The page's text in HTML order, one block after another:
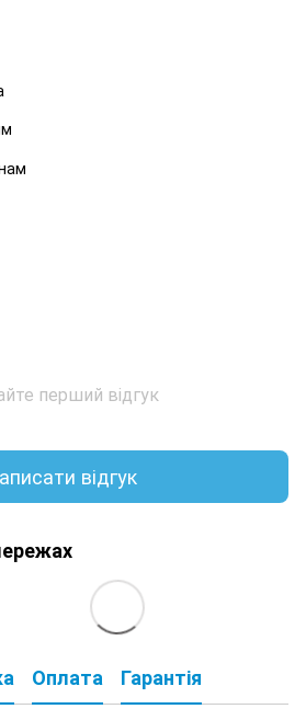
перший відгук
відгук
Оплата Гарантія